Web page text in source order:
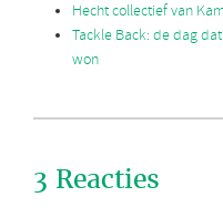
Hecht collectief van
Tackle Back: de dag
won
3 Reacties